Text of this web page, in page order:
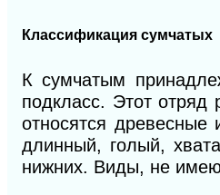
Классификация сумчатых
К сумчатым
подкласс. Этот отряд
относятся
длинный, голый,
нижних. Виды, не